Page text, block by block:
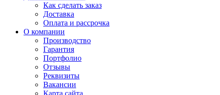
Как сделать заказ
Доставка
Оплата и рассрочка
О компании
Производство
Гарантия
Портфолио
Отзывы
Реквизиты
Вакансии
Карта сайта